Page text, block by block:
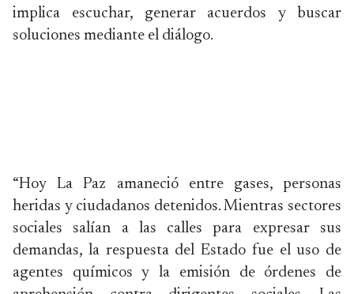
implica escuchar, generar acuerdos y buscar
soluciones mediante el diálogo.
“Hoy La Paz amaneció entre gases, personas
heridas y ciudadanos detenidos. Mientras sectores
sociales salían a las calles para expresar sus
demandas, la respuesta del Estado fue el uso de
agentes químicos y la emisión de órdenes de